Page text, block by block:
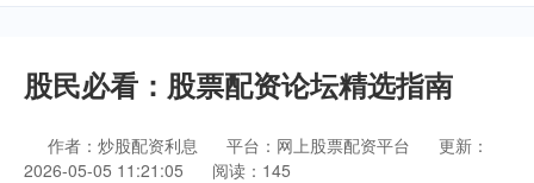
股民必看：股票配资论坛精选指南
作者：炒股配资利息 平台：网上股票配资平台
更新：
2026-05-05 11:21:05
阅读：145